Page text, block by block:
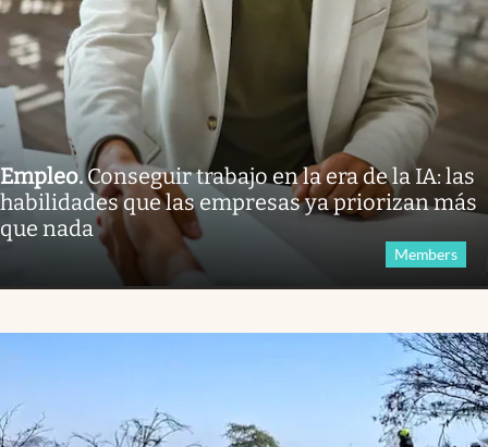
Empleo.Conseguir trabajo en la era de la IA: las
habilidades que las empresas ya priorizan más
que nada
Members